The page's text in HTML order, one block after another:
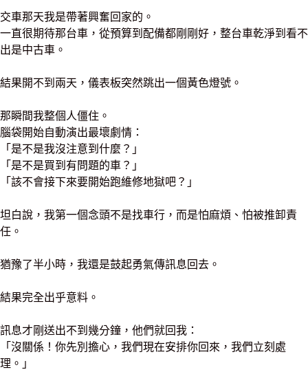
交車那天我是帶著興奮回家的。
一直很期待那台車，從預算到配備都剛剛好，整台車乾淨到看不
出是中古車。
結果開不到兩天，儀表板突然跳出一個黃色燈號。
那瞬間我整個人僵住。
腦袋開始自動演出最壞劇情：
「是不是我沒注意到什麼？」
「是不是買到有問題的車？」
「該不會接下來要開始跑維修地獄吧？」
坦白說，我第一個念頭不是找車行，而是怕麻煩、怕被推卸責
任。
猶豫了半小時，我還是鼓起勇氣傳訊息回去。
結果完全出乎意料。
訊息才剛送出不到幾分鐘，他們就回我：
「沒關係！你先別擔心，我們現在安排你回來，我們立刻處
理。」